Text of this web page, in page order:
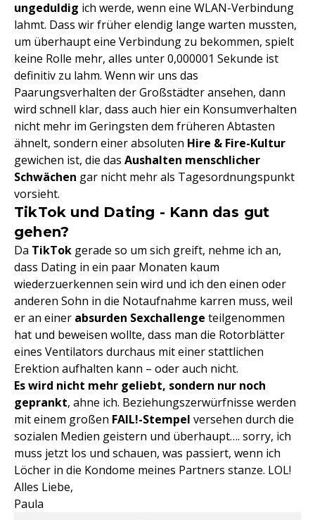
ungeduldig ich werde, wenn eine WLAN-Verbindung
lahmt. Dass wir früher elendig lange warten mussten,
um überhaupt eine Verbindung zu bekommen, spielt
keine Rolle mehr, alles unter 0,000001 Sekunde ist
definitiv zu lahm. Wenn wir uns das
Paarungsverhalten der Großstädter ansehen, dann
wird schnell klar, dass auch hier ein Konsumverhalten
nicht mehr im Geringsten dem früheren Abtasten
ähnelt, sondern einer absoluten Hire & Fire-Kultur
gewichen ist, die das Aushalten menschlicher
Schwächen gar nicht mehr als Tagesordnungspunkt
vorsieht.
TikTok und Dating - Kann das gut
gehen?
Da TikTok gerade so um sich greift, nehme ich an,
dass Dating in ein paar Monaten kaum
wiederzuerkennen sein wird und ich den einen oder
anderen Sohn in die Notaufnahme karren muss, weil
er an einer absurden Sexchallenge teilgenommen
hat und beweisen wollte, dass man die Rotorblätter
eines Ventilators durchaus mit einer stattlichen
Erektion aufhalten kann – oder auch nicht.
Es wird nicht mehr geliebt, sondern nur noch
geprankt, ahne ich. Beziehungszerwürfnisse werden
mit einem großen FAIL!-Stempel versehen durch die
sozialen Medien geistern und überhaupt…. sorry, ich
muss jetzt los und schauen, was passiert, wenn ich
Löcher in die Kondome meines Partners stanze. LOL!
Alles Liebe,
Paula